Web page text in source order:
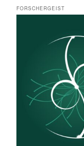
FORSCHERGEIST